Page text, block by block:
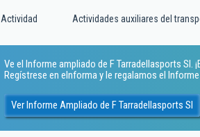
Actividad Actividades auxiliares del
Ve el Informe ampliado de F Tarradellasports Sl.
Regístrese en eInforma y le regalamos el
Ver Informe Ampliado de F Tarradellasports Sl